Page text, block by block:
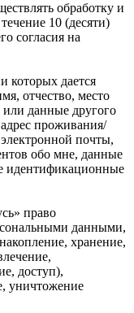
обработку и
10 (десяти)
согласия на
которых дается
отчество, место
данные другого
проживания/
почты,
обо мне, данные
идентификационные
право
данными,
хранение,
доступ),
уничтожение